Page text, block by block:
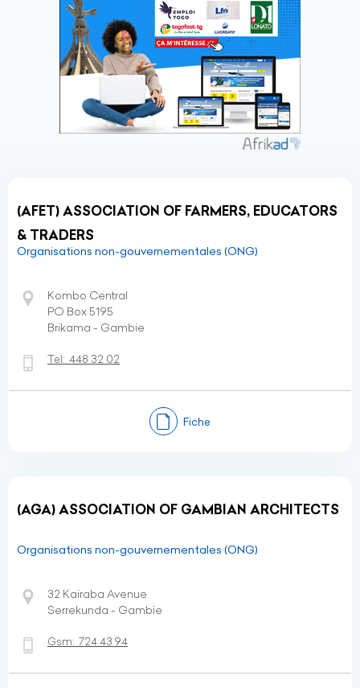
(AFET) ASSOCIATION OF FARMERS, EDUCATORS
& TRADERS
Organisations non-gouvernementales (ONG)
Kombo Central
PO Box 5195
Brikama - Gambie
Tel: 448 32 02
Fiche
(AGA) ASSOCIATION OF GAMBIAN ARCHITECTS
Organisations non-gouvernementales (ONG)
32 Kairaba Avenue
Serrekunda - Gambie
Gsm: 724 43 94